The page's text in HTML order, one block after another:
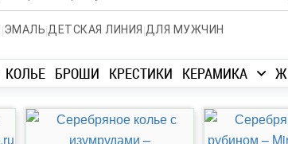
|ЭМАЛЬ|ДЕТСКАЯ ЛИНИЯ |ДЛЯ МУЖЧИН
КОЛЬЕ БРОШИ КРЕСТИКИ КЕРАМИКА